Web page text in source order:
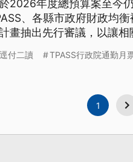
2026年度總預算案至今
、各縣市政府財政均
畫抽出先行審議，以讓
逕付二讀 TPASS行政院通勤月
1